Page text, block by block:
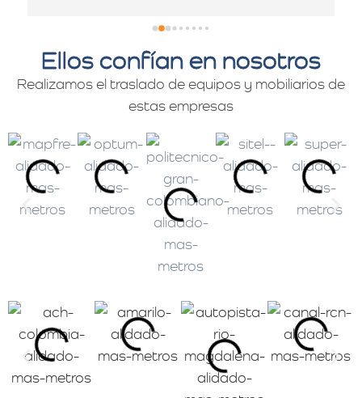
Ellos confían en nosotros
Realizamos el traslado de equipos y mobiliarios de
estas empresas